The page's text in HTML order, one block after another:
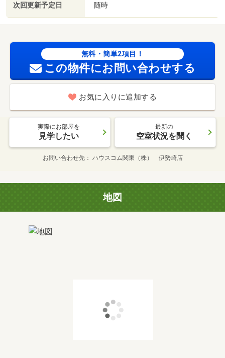
次回更新予定日 随時
無料・簡単2項目！
この物件にお問い合わせする
お気に入りに追加する
実際にお部屋を
見学したい
最新の
空室状況を聞く
お問い合わせ先 ハウスコム関東（株） 伊勢崎店
地図